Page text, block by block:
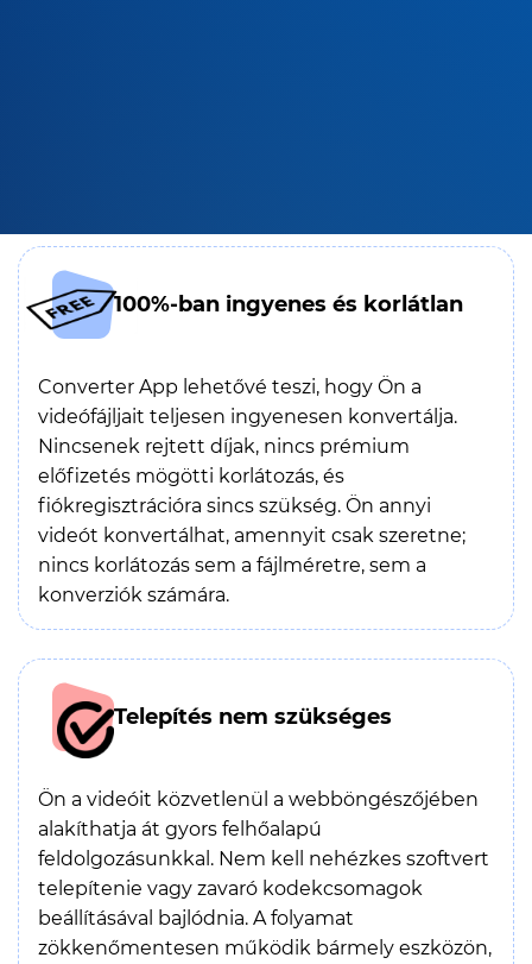
100%-ban ingyenes és korlátlan
Converter App lehetővé teszi, hogy Ön a
videófájljait teljesen ingyenesen konvertálja.
Nincsenek rejtett díjak, nincs prémium
előfizetés mögötti korlátozás, és
fiókregisztrációra sincs szükség. Ön annyi
videót konvertálhat, amennyit csak szeretne;
nincs korlátozás sem a fájlméretre, sem a
konverziók számára.
Telepítés nem szükséges
Ön a videóit közvetlenül a webböngészőjében
alakíthatja át gyors felhőalapú
feldolgozásunkkal. Nem kell nehézkes szoftvert
telepítenie vagy zavaró kodekcsomagok
beállításával bajlódnia. A folyamat
zökkenőmentesen működik bármely eszközön,